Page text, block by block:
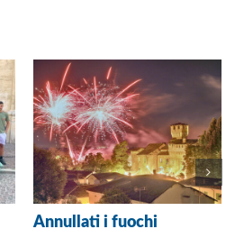
Annullati i fuochi